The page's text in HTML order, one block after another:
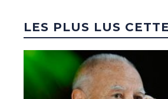
LES PLUS LUS